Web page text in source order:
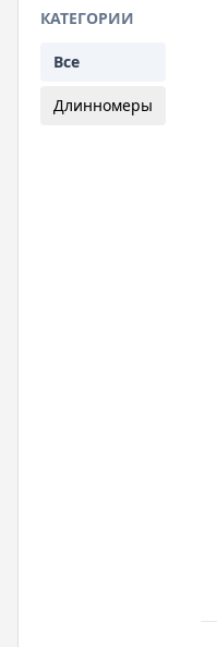
КАТЕГОРИИ
Все
Длинномеры